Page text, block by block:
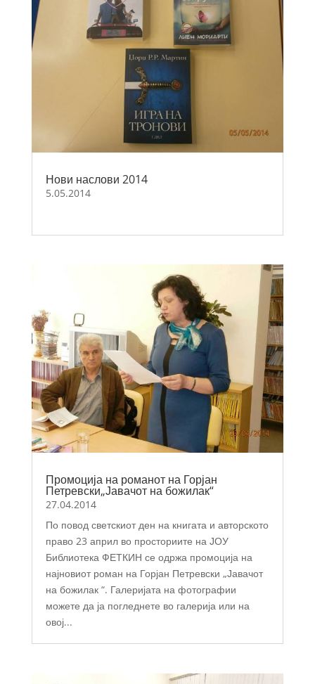
Нови наслови 2014
5.05.2014
Промоција на романот на Горјан
Петревски„Јавачот на божилак“
27.04.2014
По повод светскиот ден на книгата и авторското
право 23 април во просториите на ЈОУ
Библиотека ФЕТКИН се одржа промоција на
најновиот роман на Горјан Петревски „Јавачот
на божилак “. Галеријата на фотографии
можете да ја погледнете во галерија или на
овој...